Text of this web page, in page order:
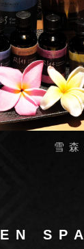
SPA